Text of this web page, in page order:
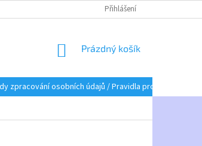
PRO ZASÍLÁNÍ OBCHODNÍCH SDĚLENÍ
Přihlášení
NÁKUPNÍ
Prázdný košík
zpracování osobních údajů / Pravidla pro zasílání